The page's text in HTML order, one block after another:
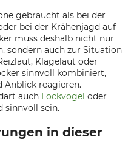
gebraucht als bei der
bei der Krähenjagd auf
muss deshalb nicht nur
sondern auch zur Situation
Klagelaut oder
sinnvoll kombiniert,
Anblick reagieren.
auch Lockvögel oder
sinnvoll sein.
in dieser